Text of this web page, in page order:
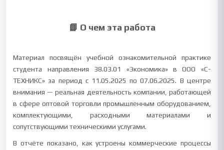
📘 О чем эта работа
Материал посвящён учебной ознакомительной практике
студента направления 38.03.01 «Экономика» в ООО «С-
ТЕХНИКС» за период с 11.05.2025 по 07.06.2025. В центре
внимания — реальная деятельность компании, работающей
в сфере оптовой торговли промышленным оборудованием,
комплектующими, расходными материалами и
сопутствующими техническими услугами.
В отчёте показано, как устроены коммерческие процессы